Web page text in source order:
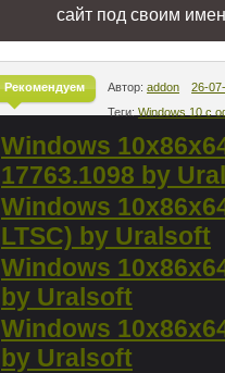
сайт под своим
Рекомендуем
^
Автор:addon
26-
Теги:Windows 10 с
Windows
17763.1098 by
Windows
LTSC) by Uralsoft
Windows
by Uralsoft
Windows
by Uralsoft